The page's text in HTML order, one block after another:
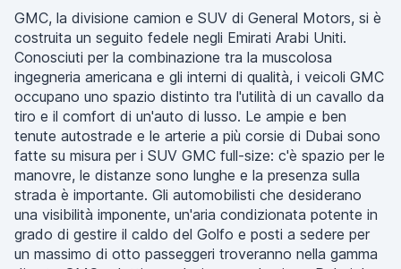
GMC, la divisione camion e SUV di General Motors, si è
costruita un seguito fedele negli Emirati Arabi Uniti.
Conosciuti per la combinazione tra la muscolosa
ingegneria americana e gli interni di qualità, i veicoli GMC
occupano uno spazio distinto tra l'utilità di un cavallo da
tiro e il comfort di un'auto di lusso. Le ampie e ben
tenute autostrade e le arterie a più corsie di Dubai sono
fatte su misura per i SUV GMC full-size: c'è spazio per le
manovre, le distanze sono lunghe e la presenza sulla
strada è importante. Gli automobilisti che desiderano
una visibilità imponente, un'aria condizionata potente in
grado di gestire il caldo del Golfo e posti a sedere per
un massimo di otto passeggeri troveranno nella gamma